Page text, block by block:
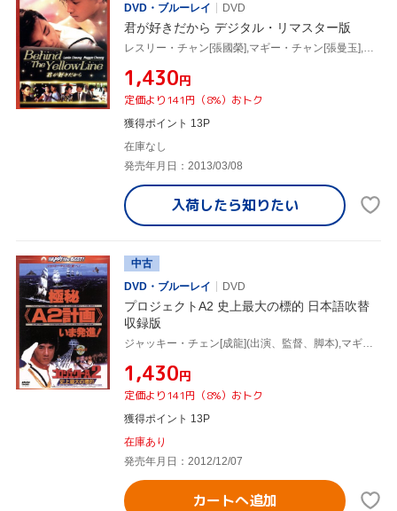
DVD・ブルーレイ
DVD
君が好きだから デジタル・リマスター版
¥1,430円
定価より141円（8%）おトク
獲得ポイント 13P
在庫なし
発売年月日：2013/03/08
入荷したら知りたい
中古
DVD・ブルーレイ
DVD
プロジェクトA2 史上最大の標的 日本語吹替
収録版
ジャッキー・チェン[成龍](出演、監督、脚本),マギー・チャン[張曼玉],ロザムンド・クワン,マイケル・ライ[黎小田](音楽)
¥1,430円
定価より141円（8%）おトク
獲得ポイント 13P
在庫あり
発売年月日：2012/12/07
カートへ追加